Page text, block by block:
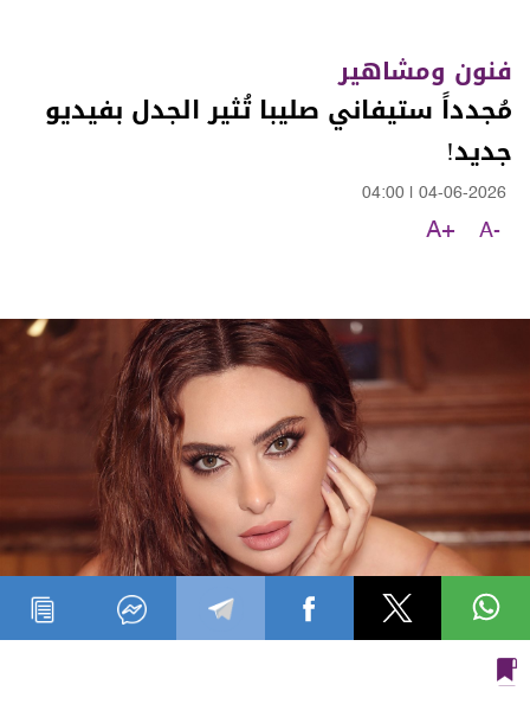
فنون ومشاهير
مُجدداً ستيفاني صليبا تُثير الجدل بفيديو
جديد!
04-06-2026
04:00
A-
A+